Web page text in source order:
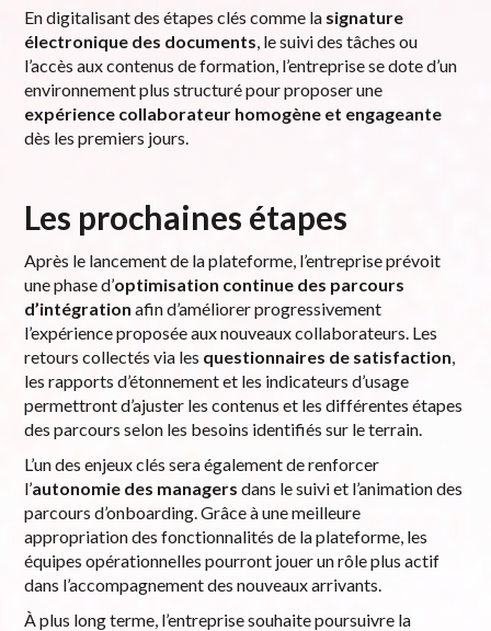
En digitalisant des étapes clés comme la signature
électronique des documents, le suivi des tâches ou
l’accès aux contenus de formation, l’entreprise se dote d’un
environnement plus structuré pour proposer une
expérience collaborateur homogène et engageante
dès les premiers jours.
Les prochaines étapes
Après le lancement de la plateforme, l’entreprise prévoit
une phase d’optimisation continue des parcours
d’intégration afin d’améliorer progressivement
l’expérience proposée aux nouveaux collaborateurs. Les
retours collectés via les questionnaires de satisfaction,
les rapports d’étonnement et les indicateurs d’usage
permettront d’ajuster les contenus et les différentes étapes
des parcours selon les besoins identifiés sur le terrain.
L’un des enjeux clés sera également de renforcer
l’autonomie des managers dans le suivi et l’animation des
parcours d’onboarding. Grâce à une meilleure
appropriation des fonctionnalités de la plateforme, les
équipes opérationnelles pourront jouer un rôle plus actif
dans l’accompagnement des nouveaux arrivants.
À plus long terme, l’entreprise souhaite poursuivre la